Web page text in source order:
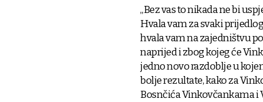
„Bez vas to nikada ne bi
Hvala vam za svaki
hvala vam na zajedništvu
naprijed i zbog kojeg će
jedno novo razdoblje u
bolje rezultate, kako za
Bosnčića Vinkovčankama i